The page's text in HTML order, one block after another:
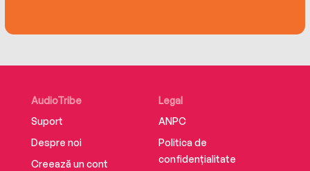
ISBN 9786303195988
AudioTribe
Suport
Despre noi
Creează un cont
Legal
ANPC
Politica de
confidențialitate